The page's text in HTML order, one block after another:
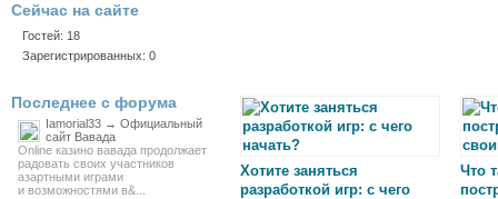
Хотите заняться
разработкой игр: с чего
Что
Сейчас на сайте
Гостей: 18
Зарегистрированных: 0
Последнее с форума
Iamorial33 → Официальный
сайт Вавада
Online казино вавада продолжает
радовать своих участников
азартными играми
и возможностями в&...